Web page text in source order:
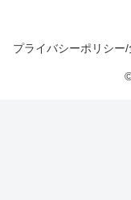
プライバシーポリシー